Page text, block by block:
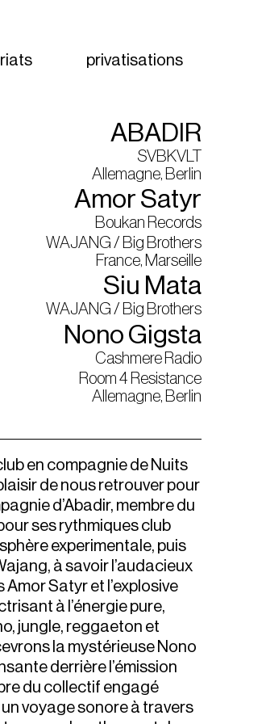
privatisations
ABADIR
SVBKVLT
Allemagne, Berlin
Amor Satyr
Boukan Records
WAJANG / Big Brothers
France, Marseille
Siu Mata
WAJANG / Big Brothers
Nono Gigsta
Cashmere Radio
Room 4 Resistance
Allemagne, Berlin
en compagnie de Nuits
de nous retrouver pour
d’Abadir, membre du
ses rythmiques club
experimentale, puis
à savoir l’audacieux
Satyr et l’explosive
à l’énergie pure,
jungle, reggaeton et
la mystérieuse Nono
derrière l’émission
du collectif engagé
voyage sonore à travers